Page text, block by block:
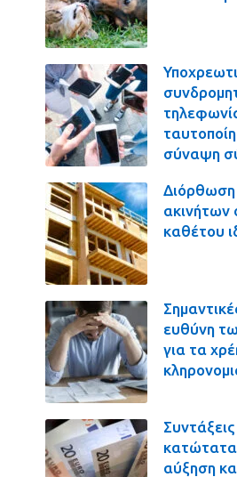
σύναψη
ακινήτων
καθέτου
ευθύνη
για τα
κατώτατα
αύξηση